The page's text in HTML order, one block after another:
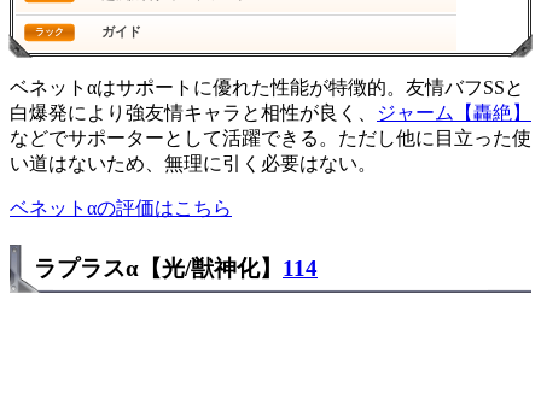
ラック ガイド
ベネットαはサポートに優れた性能が特徴的。友情バフSSと
白爆発により強友情キャラと相性が良く、
ジャーム【轟絶】
などでサポーターとして活躍できる。ただし他に目立った使
い道はないため、無理に引く必要はない。
ベネットαの評価はこちら
ラプラスα【光/獣神化】 114